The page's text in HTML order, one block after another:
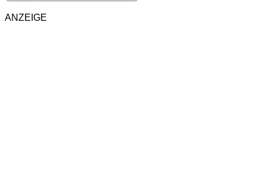
ANZEIGE